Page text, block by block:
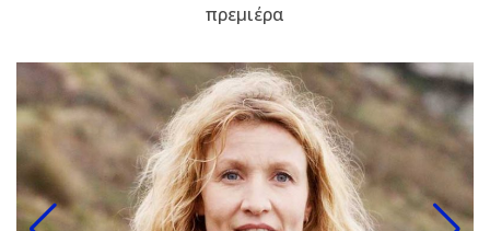
πρεμιέρα